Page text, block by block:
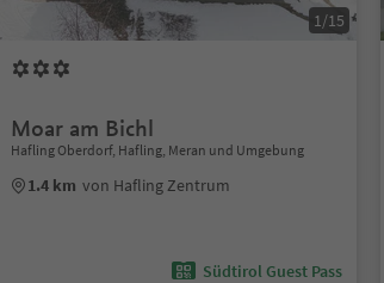
1/15
Moar am Bichl
Hafling Oberdorf, Hafling, Meran und Umgebung
1.4 km von Hafling Zentrum
Südtirol Guest Pass